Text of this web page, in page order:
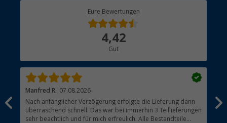
Eure Bewertungen
4,42
Gut
Manfred R. 07.08.2026
Nach anfänglicher Verzögerung erfolgte die Lieferung dann
überraschend schnell. Das war bei immerhin 3 Teillieferungen
sehr beachtlich und für mich erfreulich. Alle Bestandteile